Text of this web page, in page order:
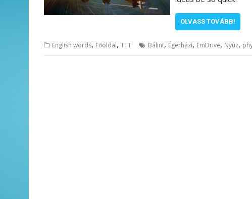
OLVASS TOVÁBB!
English words, Főoldal, TTT Bálint, Égerházi, EmDrive, Nyúz,